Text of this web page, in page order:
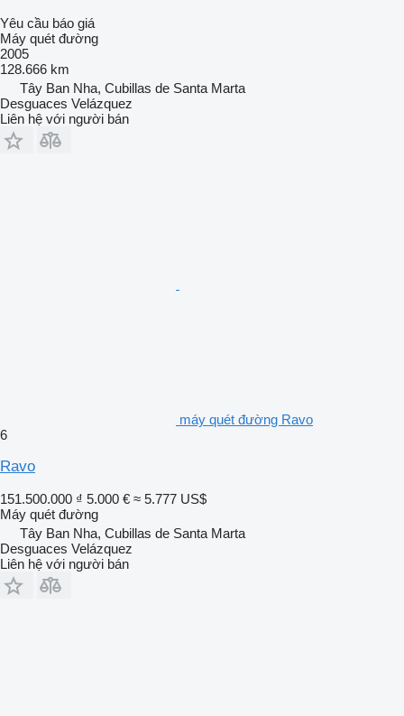
Yêu cầu báo giá
Máy quét đường
2005
128.666 km
Tây Ban Nha, Cubillas de Santa Marta
Desguaces Velázquez
Liên hệ với người bán
máy quét đường Ravo
6
Ravo
151.500.000 ₫ 5.000 € ≈ 5.777 US$
Máy quét đường
Tây Ban Nha, Cubillas de Santa Marta
Desguaces Velázquez
Liên hệ với người bán